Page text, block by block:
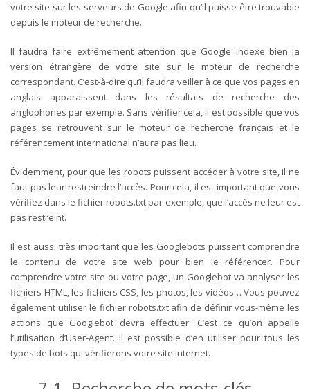
votre site sur les serveurs de Google afin qu’il puisse être trouvable
depuis le moteur de recherche.
Il faudra faire extrêmement attention que Google indexe bien la
version étrangère de votre site sur le moteur de recherche
correspondant. C’est-à-dire qu’il faudra veiller à ce que vos pages en
anglais apparaissent dans les résultats de recherche des
anglophones par exemple. Sans vérifier cela, il est possible que vos
pages se retrouvent sur le moteur de recherche français et le
référencement international n’aura pas lieu.
Évidemment, pour que les robots puissent accéder à votre site, il ne
faut pas leur restreindre l’accès. Pour cela, il est important que vous
vérifiez dans le fichier robots.txt par exemple, que l’accès ne leur est
pas restreint.
Il est aussi très important que les Googlebots puissent comprendre
le contenu de votre site web pour bien le référencer. Pour
comprendre votre site ou votre page, un Googlebot va analyser les
fichiers HTML, les fichiers CSS, les photos, les vidéos… Vous pouvez
également utiliser le fichier robots.txt afin de définir vous-même les
actions que Googlebot devra effectuer. C’est ce qu’on appelle
l’utilisation d’User-Agent. Il est possible d’en utiliser pour tous les
types de bots qui vérifierons votre site internet.